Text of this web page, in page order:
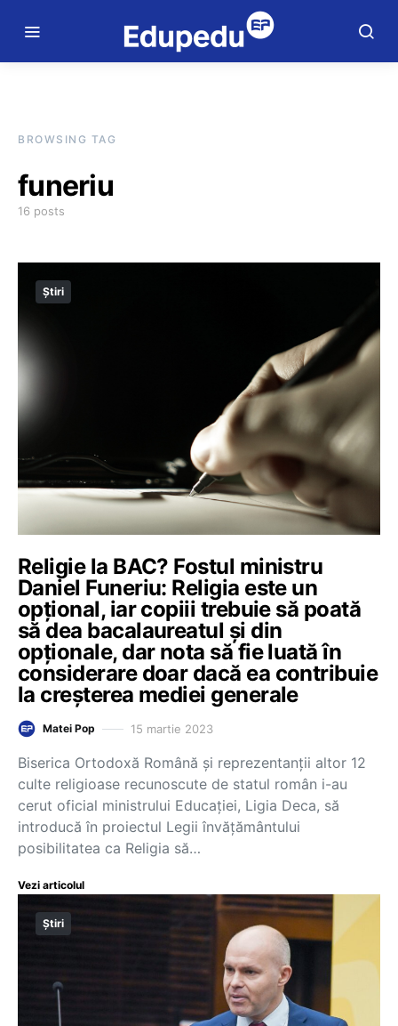
BROWSING TAG
funeriu
16 posts
Știri
Religie la BAC? Fostul ministru
Daniel Funeriu: Religia este un
opțional, iar copiii trebuie să poată
să dea bacalaureatul şi din
opționale, dar nota să fie luată în
considerare doar dacă ea contribuie
la creşterea mediei generale
Matei Pop 15 martie 2023
Biserica Ortodoxă Română și reprezentanții altor 12
culte religioase recunoscute de statul român i-au
cerut oficial ministrului Educației, Ligia Deca, să
introducă în proiectul Legii învățământului
posibilitatea ca Religia să…
Vezi articolul
Știri